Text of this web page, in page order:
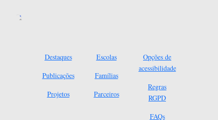
Destaques
Publicações
Projetos
Escolas
Famílias
Parceiros
Opções de
acessibilidade
Regras
RGPD
FAQs